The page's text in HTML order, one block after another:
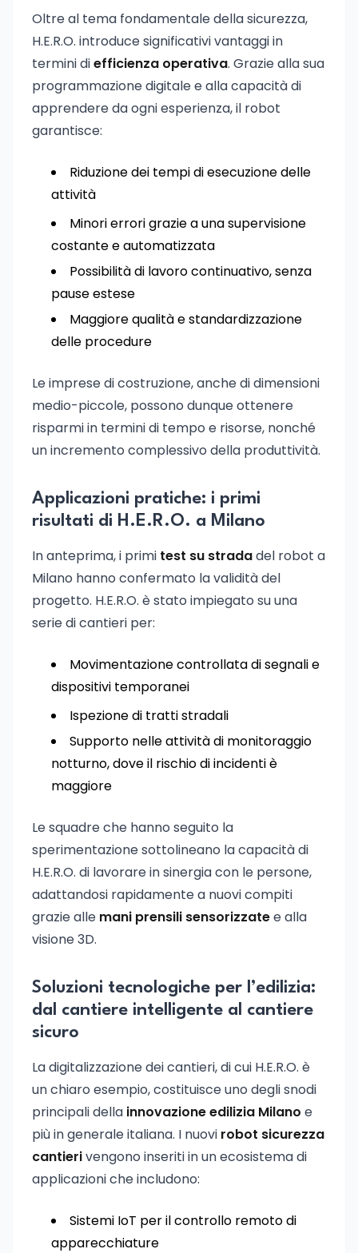
Oltre al tema fondamentale della sicurezza,
H.E.R.O. introduce significativi vantaggi in
termini diefficienza operativa. Grazie alla sua
programmazione digitale e alla capacità di
apprendere da ogni esperienza, il robot
garantisce:
Riduzione dei tempi di esecuzione delle
attività
Minori errori grazie a una supervisione
costante e automatizzata
Possibilità di lavoro continuativo, senza
pause estese
Maggiore qualità e standardizzazione
delle procedure
Le imprese di costruzione, anche di dimensioni
medio-piccole, possono dunque ottenere
risparmi in termini di tempo e risorse, nonché
un incremento complessivo della produttività.
Applicazioni pratiche: i primi
risultati di H.E.R.O. a Milano
In anteprima, i primi test su stradadel robot a
Milano hanno confermato la validità del
progetto. H.E.R.O. è stato impiegato su una
serie di cantieri per:
Movimentazione controllata di segnali e
dispositivi temporanei
Ispezione di tratti stradali
Supporto nelle attività di monitoraggio
notturno, dove il rischio di incidenti è
maggiore
Le squadre che hanno seguito la
sperimentazione sottolineano la capacità di
H.E.R.O. di lavorare in sinergia con le persone,
adattandosi rapidamente a nuovi compiti
grazie alle mani prensili sensorizzatee alla
visione 3D.
Soluzioni tecnologiche per l’edilizia:
dal cantiere intelligente al cantiere
sicuro
La digitalizzazione dei cantieri, di cui H.E.R.O. è
un chiaro esempio, costituisce uno degli snodi
principali della innovazione edilizia Milano e
più in generale italiana. I nuovi robot sicurezza
cantierivengono inseriti in un ecosistema di
applicazioni che includono:
Sistemi IoT per il controllo remoto di
apparecchiature